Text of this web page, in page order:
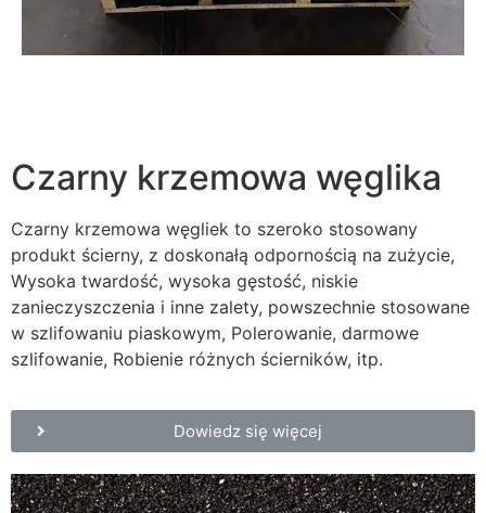
Czarny krzemowa węglika
Czarny krzemowa węgliek to szeroko stosowany
produkt ścierny, z doskonałą odpornością na zużycie,
Wysoka twardość, wysoka gęstość, niskie
zanieczyszczenia i inne zalety, powszechnie stosowane
w szlifowaniu piaskowym, Polerowanie, darmowe
szlifowanie, Robienie różnych ścierników, itp.
Dowiedz się więcej